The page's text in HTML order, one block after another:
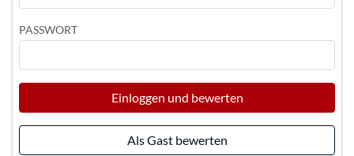
PASSWORT
Einloggen und bewerten
Als Gast bewerten